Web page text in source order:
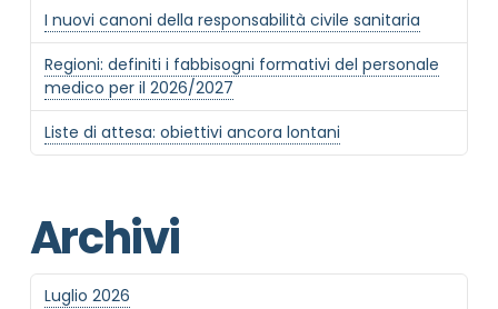
I nuovi canoni della responsabilità civile sanitaria
Regioni: definiti i fabbisogni formativi del personale
medico per il 2026/2027
Liste di attesa: obiettivi ancora lontani
Archivi
Luglio 2026